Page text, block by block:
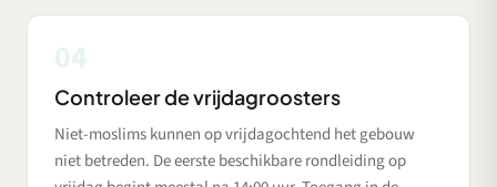
Controleer de vrijdagroosters
Niet-moslims kunnen op vrijdagochtend het gebouw
niet betreden. De eerste beschikbare rondleiding op